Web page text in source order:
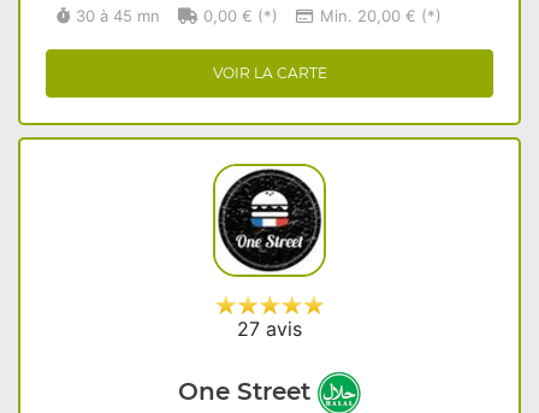
30 à 45 mn
0,00 € (*) Min. 20,00 € (*)
VOIR LA CARTE
27 avis
One Street